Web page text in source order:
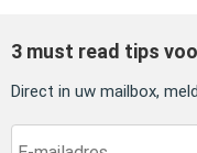
3 must read tips
Direct in uw mailbox,